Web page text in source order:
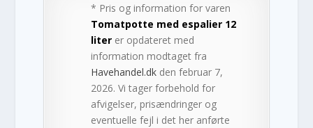
* Pris og information for varen
Tomatpotte med espalier 12
liter er opdateret med
information modtaget fra
Havehandel.dk den februar 7,
2026. Vi tager forbehold for
afvigelser, prisændringer og
eventuelle fejl i det her anførte